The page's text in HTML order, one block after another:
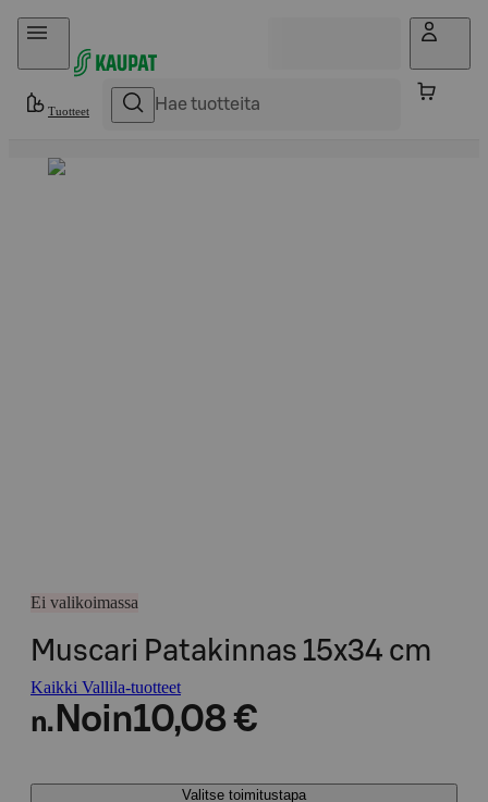
Hyppää sisältöön
Tuotteet
Ei valikoimassa
Muscari Patakinnas 15x34 cm
Kaikki Vallila-tuotteet
n. Noin10,08 €
Valitse toimitustapa